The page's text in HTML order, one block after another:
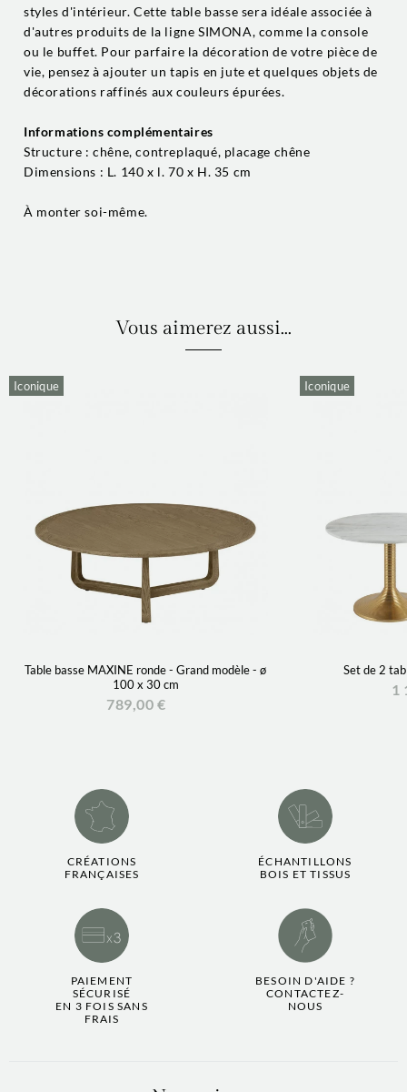
styles d'intérieur. Cette table basse sera idéale associée à
d'autres produits de la ligne SIMONA, comme la console
ou le buffet. Pour parfaire la décoration de votre pièce de
vie, pensez à ajouter un tapis en jute et quelques objets de
décorations raffinés aux couleurs épurées.
Informations complémentaires
Structure : chêne, contreplaqué, placage chêne
Dimensions : L. 140 x l. 70 x H. 35 cm
À monter soi-même.
Vous aimerez aussi...
Iconique
Table basse MAXINE ronde - Grand modèle - ø
100 x 30 cm
789,00 €
Iconique
Set de 2
1
CRÉATIONS
FRANÇAISES
ÉCHANTILLONS
BOIS ET TISSUS
PAIEMENT
SÉCURISÉ
EN 3 FOIS SANS
FRAIS
BESOIN D'AIDE ?
CONTACTEZ-
NOUS